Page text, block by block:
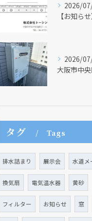
2026/
2026/
タグ Tags
排水詰まり 展示会 水道メ
換気扇 電気温水器 黄砂
フィルター お知らせ 窓
チラシのページにジャン
チラシのページにジャン